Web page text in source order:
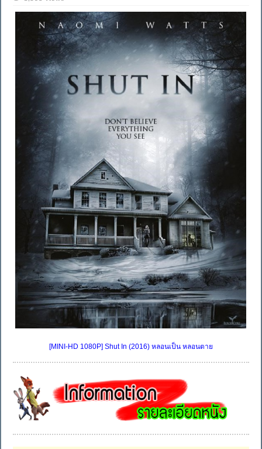
[MINI-HD 1080P] Shut In (2016) หลอนเป็น หลอนตาย